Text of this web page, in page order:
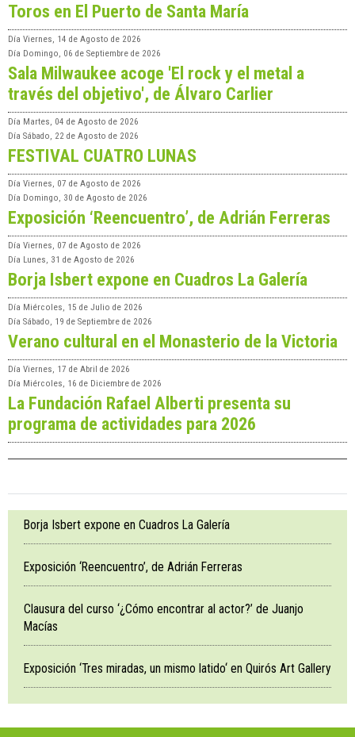
Toros en El Puerto de Santa María
Día Viernes, 14 de Agosto de 2026
Día Domingo, 06 de Septiembre de 2026
Sala Milwaukee acoge 'El rock y el metal a
través del objetivo', de Álvaro Carlier
Día Martes, 04 de Agosto de 2026
Día Sábado, 22 de Agosto de 2026
FESTIVAL CUATRO LUNAS
Día Viernes, 07 de Agosto de 2026
Día Domingo, 30 de Agosto de 2026
Exposición ‘Reencuentro’, de Adrián Ferreras
Día Viernes, 07 de Agosto de 2026
Día Lunes, 31 de Agosto de 2026
Borja Isbert expone en Cuadros La Galería
Día Miércoles, 15 de Julio de 2026
Día Sábado, 19 de Septiembre de 2026
Verano cultural en el Monasterio de la Victoria
Día Viernes, 17 de Abril de 2026
Día Miércoles, 16 de Diciembre de 2026
La Fundación Rafael Alberti presenta su
programa de actividades para 2026
Borja Isbert expone en Cuadros La Galería
Exposición ‘Reencuentro’, de Adrián Ferreras
Clausura del curso ‘¿Cómo encontrar al actor?’ de Juanjo
Macías
Exposición ‘Tres miradas, un mismo latido‘ en Quirós Art Gallery